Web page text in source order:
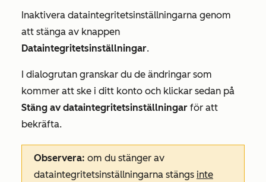
Inaktivera dataintegritetsinställningarna genom
att stänga av knappen
Dataintegritetsinställningar.
I dialogrutan granskar du de ändringar som
kommer att ske i ditt konto och klickar sedan på
Stäng av dataintegritetsinställningar för att
bekräfta.
Observera: om du stänger av
dataintegritetsinställningarna stängs inte